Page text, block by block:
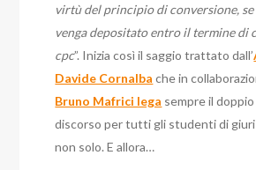
virtù del principio di conversione,
venga depositato entro il termine di
cpc”. Inizia così il saggio trattato dall’
Davide Cornalba che in
Bruno Mafrici lega sempre il
discorso per tutti gli studenti di
non solo. E allora…